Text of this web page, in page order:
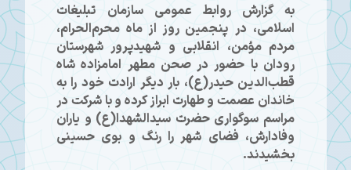
به گزارش روابط عمومی سازمان تبلیغات
اسلامی، در پنجمین روز از ماه محرم‌الحرام،
مردم مؤمن، انقلابی و شهیدپرور شهرستان
رودان با حضور در صحن مطهر امامزاده شاه
قطب‌الدین حیدر(ع)، بار دیگر ارادت خود را به
خاندان عصمت و طهارت ابراز کرده و با شرکت در
مراسم سوگواری حضرت سیدالشهدا(ع) و یاران
وفادارش، فضای شهر را رنگ و بوی حسینی
بخشیدند.